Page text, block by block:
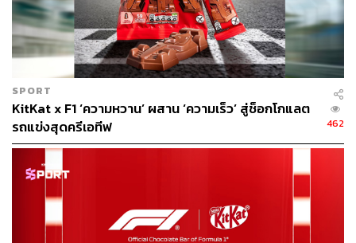
SPORT
KitKat x F1 ‘ความหวาน’ ผสาน ‘ความเร็ว’ สู่ช็อกโกแลต
รถแข่งสุดครีเอทีฟ
462